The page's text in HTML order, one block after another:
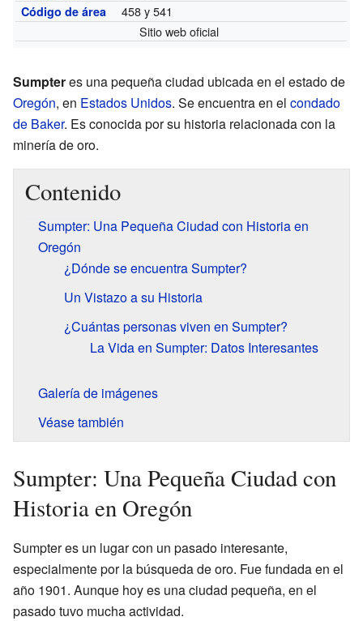
Código de área
458 y 541
Sitio web oficial
Sumpteres una pequeña ciudad ubicada en el estado de
Oregón, en Estados Unidos. Se encuentra en el condado
de Baker. Es conocida por su historia relacionada con la
minería de oro.
Contenido
Sumpter: Una Pequeña Ciudad con Historia en
Oregón
¿Dónde se encuentra Sumpter?
Un Vistazo a su Historia
¿Cuántas personas viven en Sumpter?
La Vida en Sumpter: Datos Interesantes
Galería de imágenes
Véase también
Sumpter: Una Pequeña Ciudad con
Historia en Oregón
Sumpter es un lugar con un pasado interesante,
especialmente por la búsqueda de oro. Fue fundada en el
año 1901. Aunque hoy es una ciudad pequeña, en el
pasado tuvo mucha actividad.